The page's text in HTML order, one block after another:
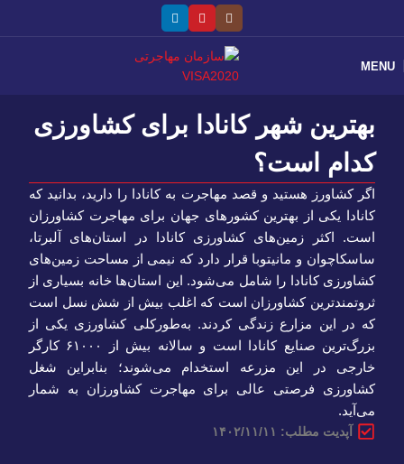
MENU
بهترین شهر کانادا برای کشاورزی
کدام است؟
اگر کشاورز هستید و قصد مهاجرت به کانادا را دارید، بدانید که
کانادا یکی از بهترین کشورهای جهان برای مهاجرت کشاورزان
است. اکثر زمین‌های کشاورزی کانادا در استان‌های آلبرتا،
ساسکاچوان و مانیتوبا قرار دارد که نیمی از مساحت زمین‌های
کشاورزی کانادا را شامل می‌شود. این استان‌ها خانه بسیاری از
ثروتمندترین کشاورزان است که اغلب بیش از شش نسل است
که در این مزارع زندگی کردند. به‌طورکلی کشاورزی یکی از
بزرگ‌ترین صنایع کانادا است و سالانه بیش از ۶۱۰۰۰ کارگر
خارجی در این مزرعه استخدام می‌شوند؛ بنابراین شغل
کشاورزی فرصتی عالی برای مهاجرت کشاورزان به شمار
می‌آید.
آپدیت مطلب: ۱۴۰۲/۱۱/۱۱